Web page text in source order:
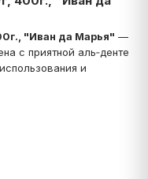
"Иван да Марья" —
с приятной аль‑денте
и